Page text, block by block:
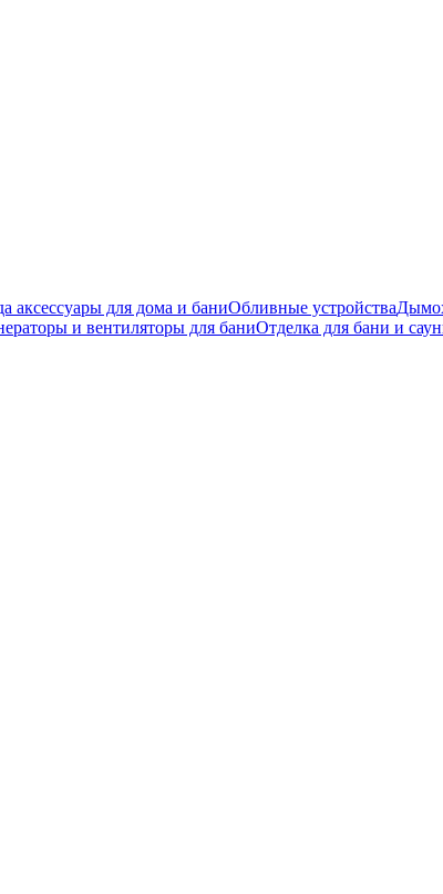
аксессуары для дома и баниОбливные устройства
и вентиляторы для баниОтделка для бани и